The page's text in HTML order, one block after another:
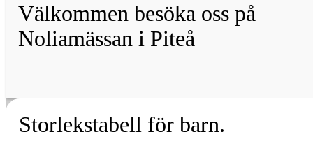
Välkommen besöka oss på
Noliamässan i Piteå
Storlekstabell för barn.